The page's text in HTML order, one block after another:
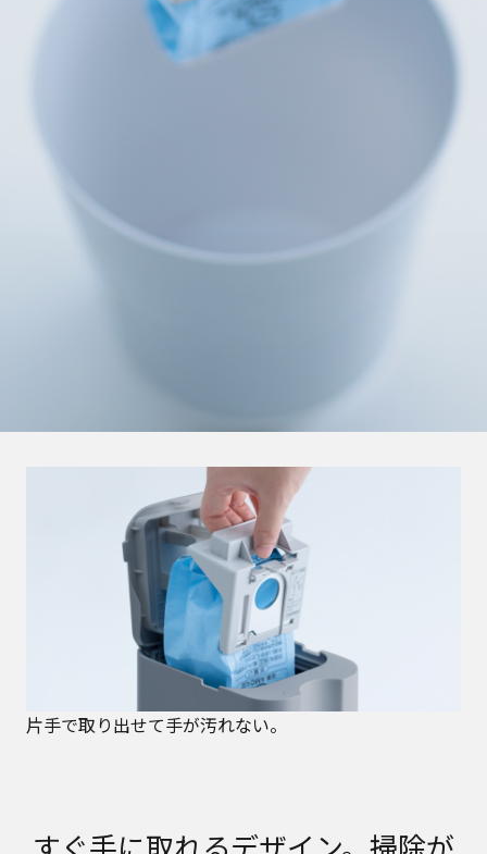
片手で取り出せて手が汚れない。
すぐ手に取れるデザイン。掃除が